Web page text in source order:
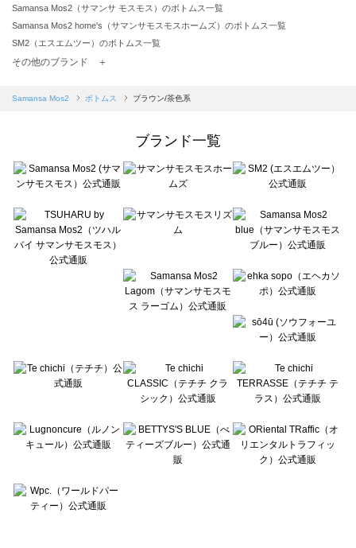
Samansa Mos2（サマンサ モスモス）のボトムス一覧
Samansa Mos2 home's（サマンサモスモスホームズ）のボトムス一覧
SM2（エスエムツー）のボトムス一覧
TSUHARU by Samansa Mos2（ツハルバイサマンサモスモス）のボトムス一覧
Samansa Mos2 blue（サマンサモスモス ブルー）のボトムス一覧
sō4ū（ソウフォーユー）のボトムス一覧
Te chichi（テチチ）のボトムス一覧
Te chichi CLASSIC（テチチ クラシック）のボトムス一覧
Lugnoncure（ルノンキュール）のボトムス一覧
BETTY'S BLUE（べティーズブルー）のボトムス一覧
Wpc.（ワールドパーティー）のボトムス一覧
その他のブランド ＋
Samansa Mos2 ボトムス ブラウン/茶色系
ブランド一覧